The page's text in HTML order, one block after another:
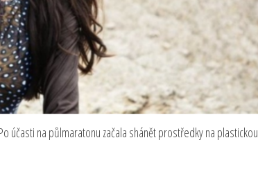
účasti na půlmaratonu začala shánět prostředky na plastickou